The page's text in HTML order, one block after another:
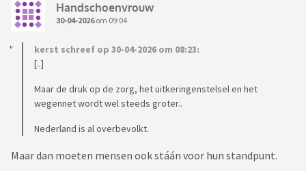
Handschoenvrouw
30-04-2026om 09:04
kerst schreef op 30-04-2026 om 08:23:
[..]
Maar de druk op de zorg, het uitkeringenstelsel en het
wegennet wordt wel steeds groter..
Nederland is al overbevolkt.
Maar dan moeten mensen ook stáán voor hun standpunt.